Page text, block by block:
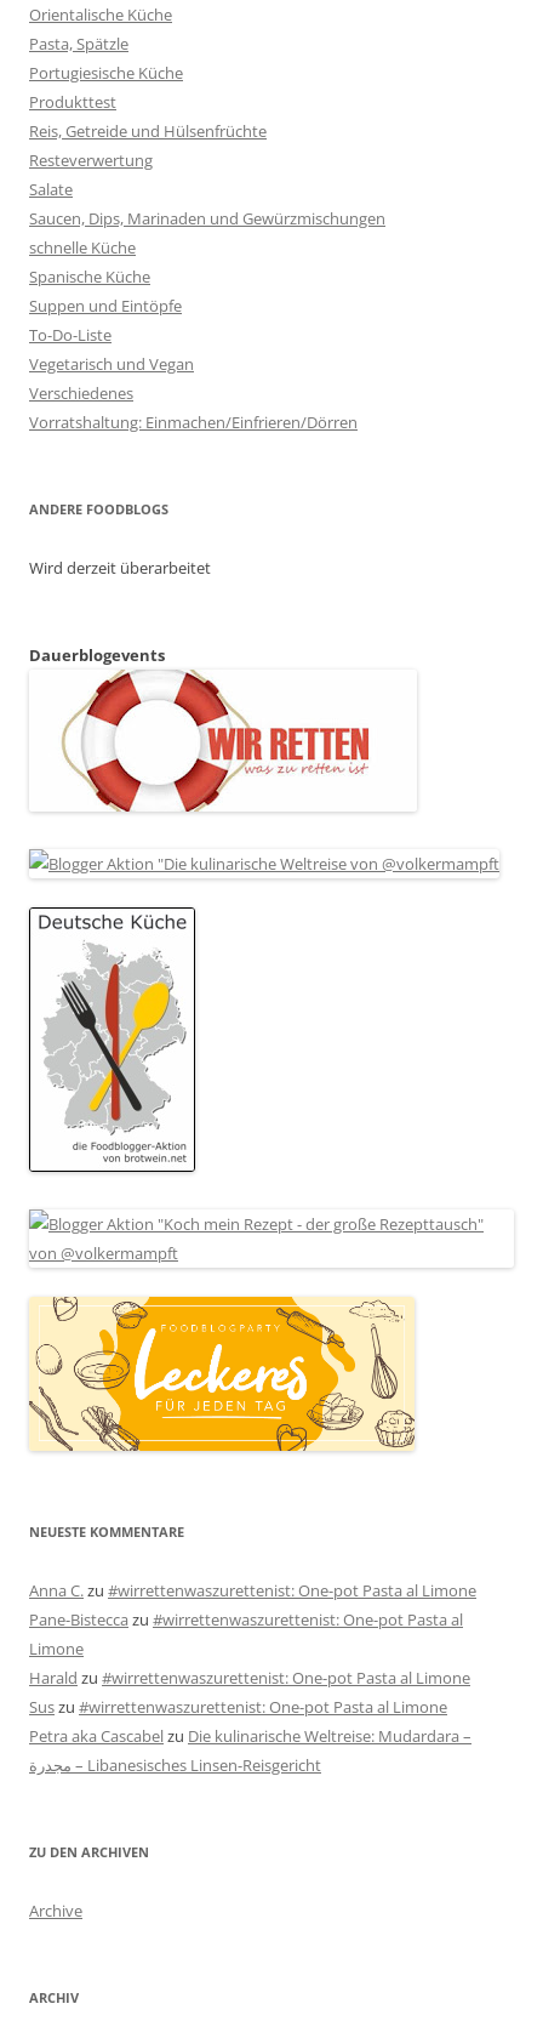
Orientalische Küche
Pasta, Spätzle
Portugiesische Küche
Produkttest
Reis, Getreide und Hülsenfrüchte
Resteverwertung
Salate
Saucen, Dips, Marinaden und Gewürzmischungen
schnelle Küche
Spanische Küche
Suppen und Eintöpfe
To-Do-Liste
Vegetarisch und Vegan
Verschiedenes
Vorratshaltung: Einmachen/Einfrieren/Dörren
ANDERE FOODBLOGS
Wird derzeit überarbeitet
Dauerblogevents
NEUESTE KOMMENTARE
Anna C.zu #wirrettenwaszurettenist: One-pot Pasta al Limone
Pane-Bistecca zu #wirrettenwaszurettenist: One-pot Pasta al
Limone
Harald zu #wirrettenwaszurettenist: One-pot Pasta al Limone
Suszu #wirrettenwaszurettenist: One-pot Pasta al Limone
Petra aka Cascabelzu Die kulinarische Weltreise: Mudardara –
مجدرة – Libanesisches Linsen-Reisgericht
ZU DEN ARCHIVEN
Archive
ARCHIV